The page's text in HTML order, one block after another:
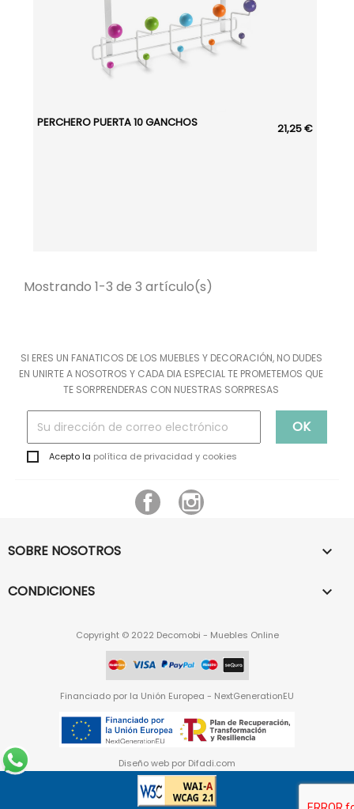
PERCHERO PUERTA 10 GANCHOS 21,25 €
Mostrando 1-3 de 3 artículo(s)
SI ERES UN FANATICOS DE LOS MUEBLES Y DECORACIÓN, NO DUDES
EN UNIRTE A NOSOTROS Y CADA DIA ESPECIAL TE PROMETEMOS QUE
TE SORPRENDERAS CON NUESTRAS SORPRESAS
Acepto la política de privacidad y cookies
Facebook
SOBRE NOSOTROS 
CONDICIONES 
Copyright © 2022 Decomobi - Muebles Online
Financiado por la Unión Europea - NextGenerationEU
Diseño web por Difadi.com